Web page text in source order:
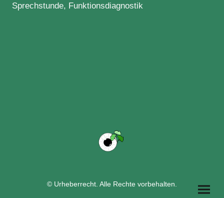
Sprechstunde, Funktionsdiagnostik
© Urheberrecht. Alle Rechte vorbehalten.